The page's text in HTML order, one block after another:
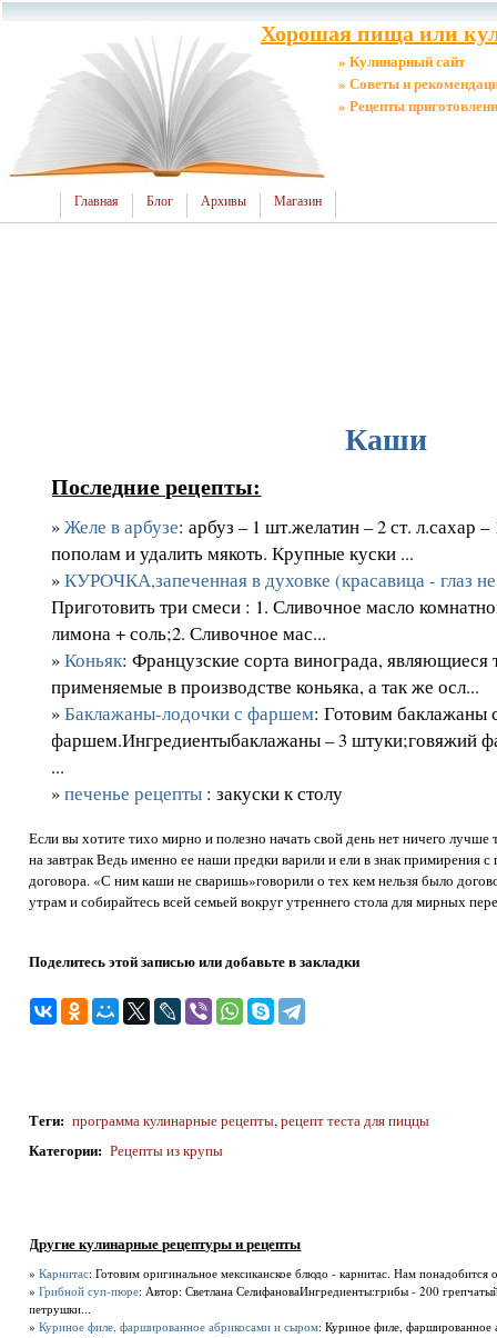
Хорошая пища или
» Кулинарный сайт
» Советы и
» Рецепты
Главная Блог Архивы Магазин
Каши
Последние рецепты:
»Желе в арбузе: арбуз – 1 шт.желатин – 2 ст. л.сахар –
пополам и удалить мякоть. Крупные куски ...
»КУРОЧКА,запеченная в духовке (красавица - глаз
Приготовить три смеси : 1. Сливочное масло
лимона + соль;2. Сливочное мас...
»Коньяк: Французские сорта винограда,
применяемые в производстве коньяка, а так же осл...
»Баклажаны-лодочки с фаршем: Готовим баклажаны
фаршем.Ингредиентыбаклажаны – 3 штуки;говяжий
...
»печенье рецепты : закуски к столу
Если вы хотите тихо мирно и полезно начать свой день нет ничего
на завтрак Ведь именно ее наши предки варили и ели в знак примирения
договора. «С ним каши не сваришь»говорили о тех кем нельзя было
утрам и собирайтесь всей семьей вокруг утреннего стола для мирных
Поделитесь этой записью или добавьте в закладки
Теги: программа кулинарные рецепты,рецепт теста для пиццы
Категории: Рецепты из крупы
Другие кулинарные рецептуры и рецепты
»Карнитас: Готовим оригинальное мексиканское блюдо - карнитас. Нам
»Грибной суп-пюре: Автор: Светлана СелифановаИнгредиенты:грибы - 200
петрушки...
»Куриное филе, фаршированное абрикосами и сыром: Куриное филе, фаршированное